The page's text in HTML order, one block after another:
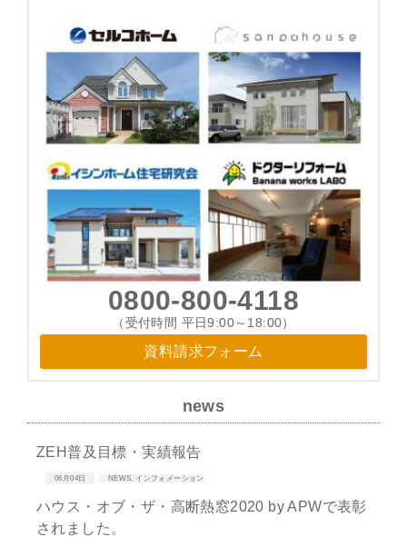
0800-800-4118
（受付時間 平日9:00～18:00）
資料請求フォーム
news
ZEH普及目標・実績報告
06月04日 NEWS, インフォメーション
ハウス・オブ・ザ・高断熱窓2020 by APWで表彰
されました。